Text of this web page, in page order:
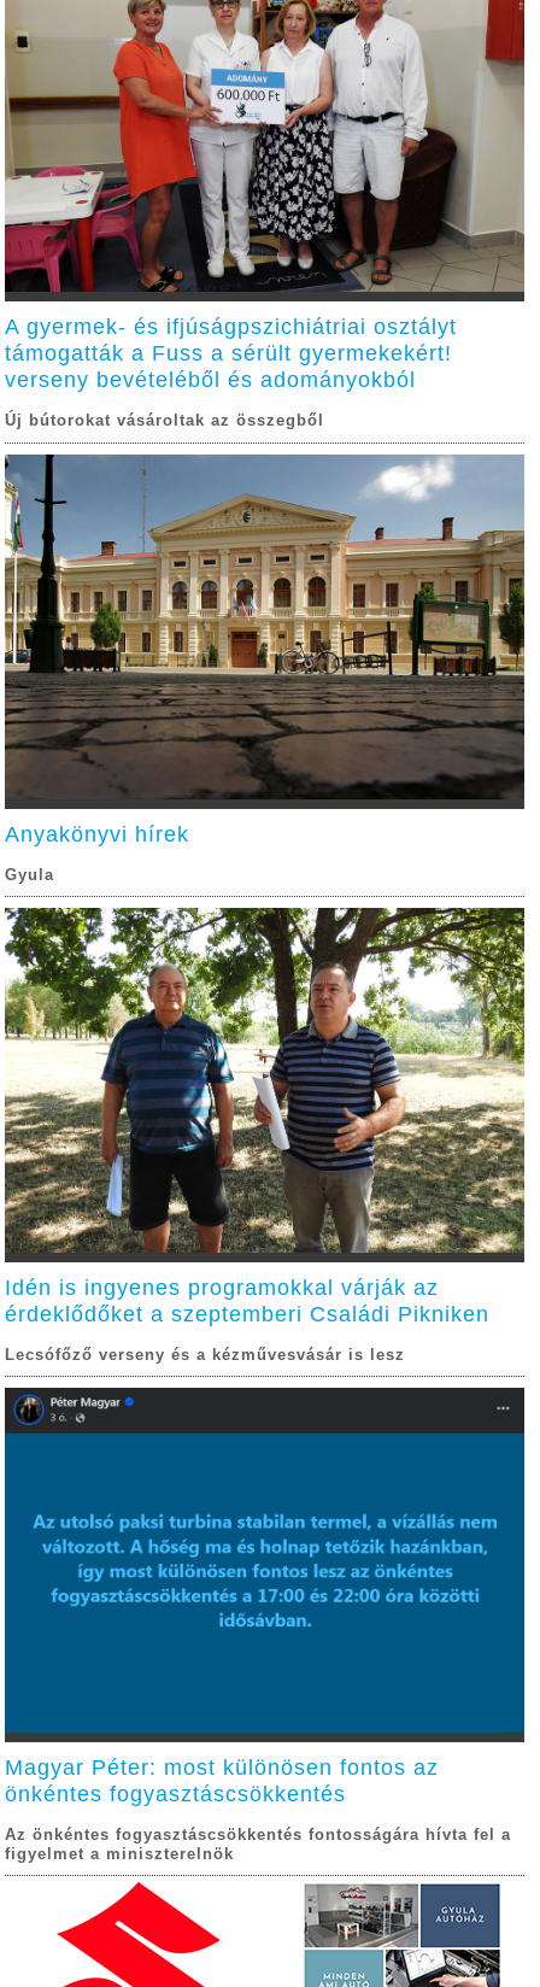
A gyermek- és ifjúságpszichiátriai osztályt
támogatták a Fuss a sérült gyermekekért!
verseny bevételéből és adományokból
Új bútorokat vásároltak az összegből
Anyakönyvi hírek
Gyula
Idén is ingyenes programokkal várják az
érdeklődőket a szeptemberi Családi Pikniken
Lecsófőző verseny és a kézművesvásár is lesz
Magyar Péter: most különösen fontos az
önkéntes fogyasztáscsökkentés
Az önkéntes fogyasztáscsökkentés fontosságára hívta fel a
figyelmet a miniszterelnök